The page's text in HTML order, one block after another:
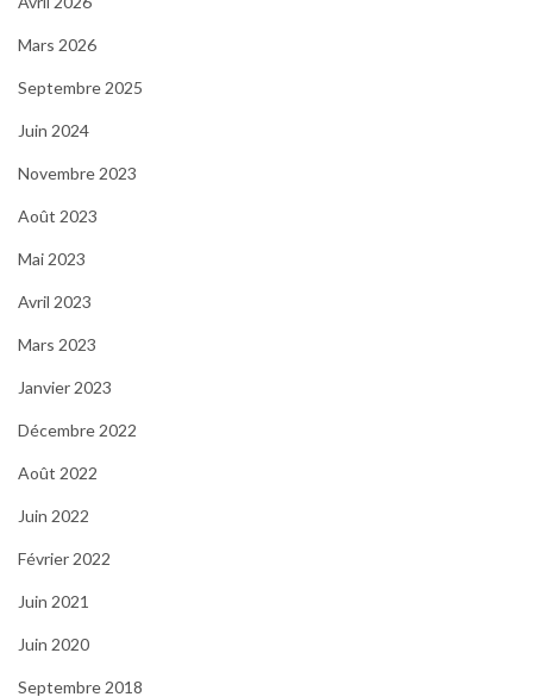
Mars 2026
Septembre 2025
Juin 2024
Novembre 2023
Août 2023
Mai 2023
Avril 2023
Mars 2023
Janvier 2023
Décembre 2022
Août 2022
Juin 2022
Février 2022
Juin 2021
Juin 2020
Septembre 2018